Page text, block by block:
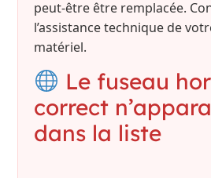
peut-être être remplacée.
l’assistance technique de
matériel.
Le fuseau
correct
dans la liste